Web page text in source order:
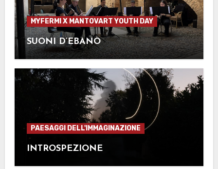
MYFERMI X MANTOVART YOUTH DAY
SUONI D’EBANO
PAESAGGI DELL'IMMAGINAZIONE
INTROSPEZIONE